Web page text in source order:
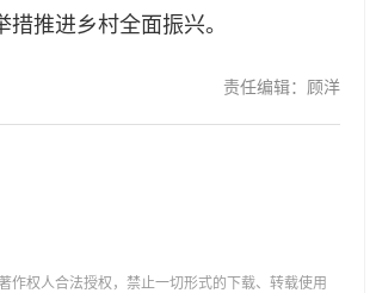
推进乡村全面振兴。
责任编辑：顾洋
作权人合法授权，禁止一切形式的下载、转载使用